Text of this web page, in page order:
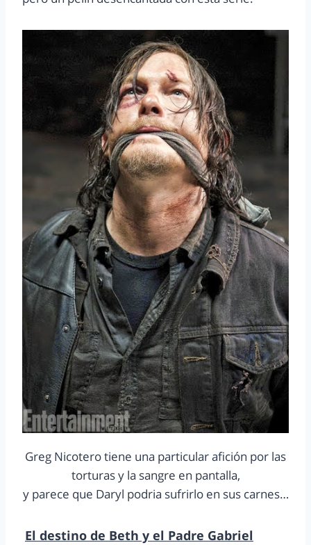
Greg Nicotero tiene una particular afición por las
torturas y la sangre en pantalla,
y parece que Daryl podria sufrirlo en sus carnes…
El destino de Beth y el Padre Gabriel